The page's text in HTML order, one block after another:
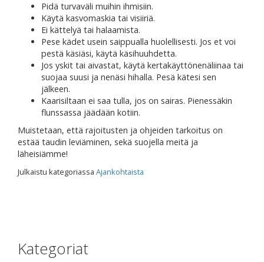
Pidä turvaväli muihin ihmisiin.
Käytä kasvomaskia tai visiiriä.
Ei kättelyä tai halaamista.
Pese kädet usein saippualla huolellisesti. Jos et voi
pestä käsiäsi, käytä käsihuuhdetta.
Jos yskit tai aivastat, käytä kertakäyttönenäliinaa tai
suojaa suusi ja nenäsi hihalla. Pesä kätesi sen
jälkeen.
Kaarisiltaan ei saa tulla, jos on sairas. Pienessäkin
flunssassa jäädään kotiin.
Muistetaan, että rajoitusten ja ohjeiden tarkoitus on
estää taudin leviäminen, sekä suojella meitä ja
läheisiämme!
Julkaistu kategoriassa Ajankohtaista
Kategoriat